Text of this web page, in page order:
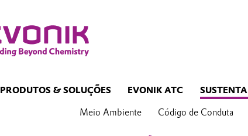
PRODUTOS & SOLUÇÕES EVONIK ATC
Meio Ambiente Código de Conduta